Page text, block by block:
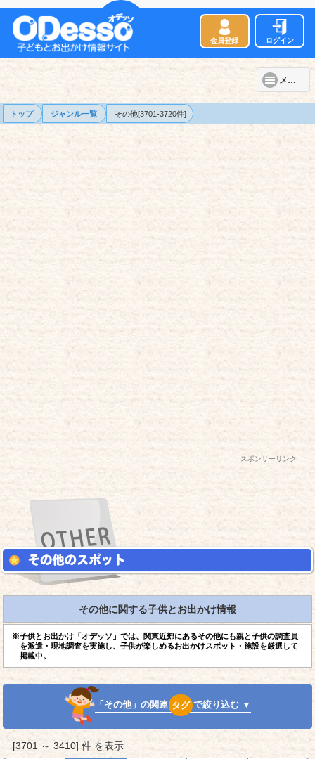
会員登録 ログイン
メニュー
トップ ジャンル一覧 その他[3701-3720件]
スポンサーリンク
その他に関する子供とお出かけ情報
※子供とお出かけ「オデッソ」では、関東近郊にあるその他にも親と子供の調査員
を派遣・現地調査を実施し、子供が楽しめるお出かけスポット・施設を厳選して
掲載中。
「その他」の関連 タグ で絞り込む ▼
[3701 ～ 3410] 件 を表示